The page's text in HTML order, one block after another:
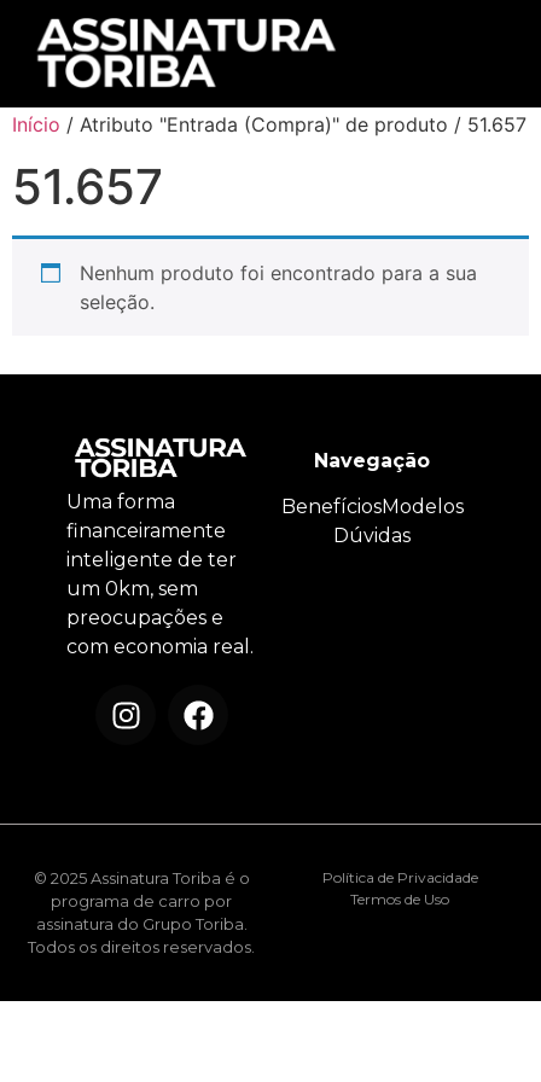
Início / Atributo "Entrada (Compra)" de produto / 51.657
51.657
Nenhum produto foi encontrado para a sua
seleção.
Uma forma
financeiramente
inteligente de ter
um 0km, sem
preocupações e
com economia real.
Navegação
BenefíciosModelos
Dúvidas
© 2025 Assinatura Toriba é o
programa de carro por
assinatura do Grupo Toriba.
Todos os direitos reservados.
Política de Privacidade
Termos de Uso